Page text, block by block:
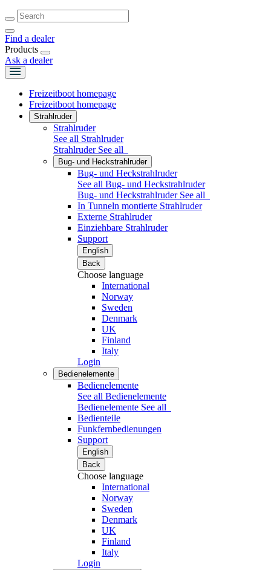
Find a dealer
Products
Ask a dealer
Freizeitboot homepage
Freizeitboot homepage
Strahlruder
Strahlruder
See all Strahlruder
Strahlruder See all
Bug- und Heckstrahlruder
Bug- und Heckstrahlruder
See all Bug- und Heckstrahlruder
Bug- und Heckstrahlruder See all
In Tunneln montierte Strahlruder
Externe Strahlruder
Einziehbare Strahlruder
Support
English
Back
Choose language
International
Norway
Sweden
Denmark
UK
Finland
Italy
Login
Bedienelemente
Bedienelemente
See all Bedienelemente
Bedienelemente See all
Bedienteile
Funkfernbedienungen
Support
English
Back
Choose language
International
Norway
Sweden
Denmark
UK
Finland
Italy
Login